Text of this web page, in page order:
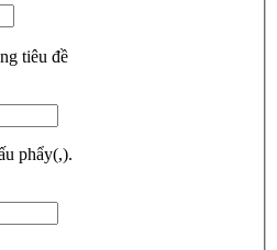
tiêu đề
phẩy(,).